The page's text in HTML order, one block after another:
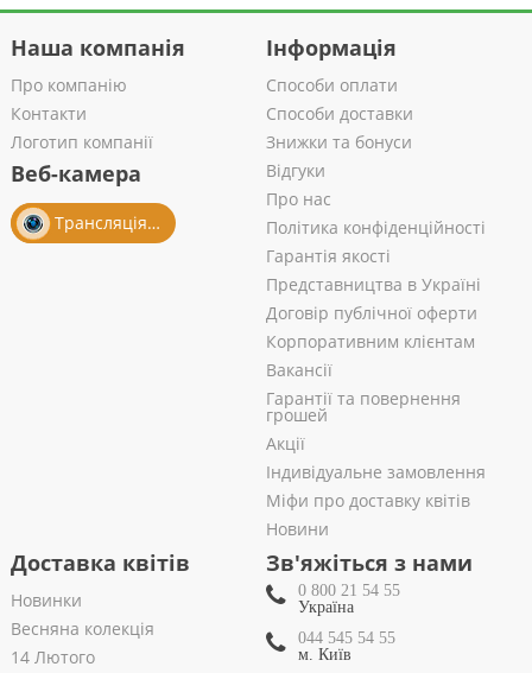
Наша компанія
Про компанію
Контакти
Логотип компанії
Веб-камера
Трансляція із салону
Інформація
Способи оплати
Способи доставки
Знижки та бонуси
Відгуки
Про нас
Політика конфіденційності
Гарантія якості
Представництва в Україні
Договір публічної оферти
Корпоративним клієнтам
Вакансії
Гарантії та повернення
грошей
Акції
Індивідуальне замовлення
Міфи про доставку квітів
Новини
Доставка квітів
Новинки
Весняна колекція
14 Лютого
Зв'яжіться з нами
0 800 21 54 55
Україна
044 545 54 55
м. Київ